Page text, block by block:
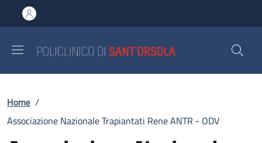
al contenuto principale
to footer content
Briciole di pane
Home /
Associazione Nazionale Trapiantati Rene ANTR - ODV